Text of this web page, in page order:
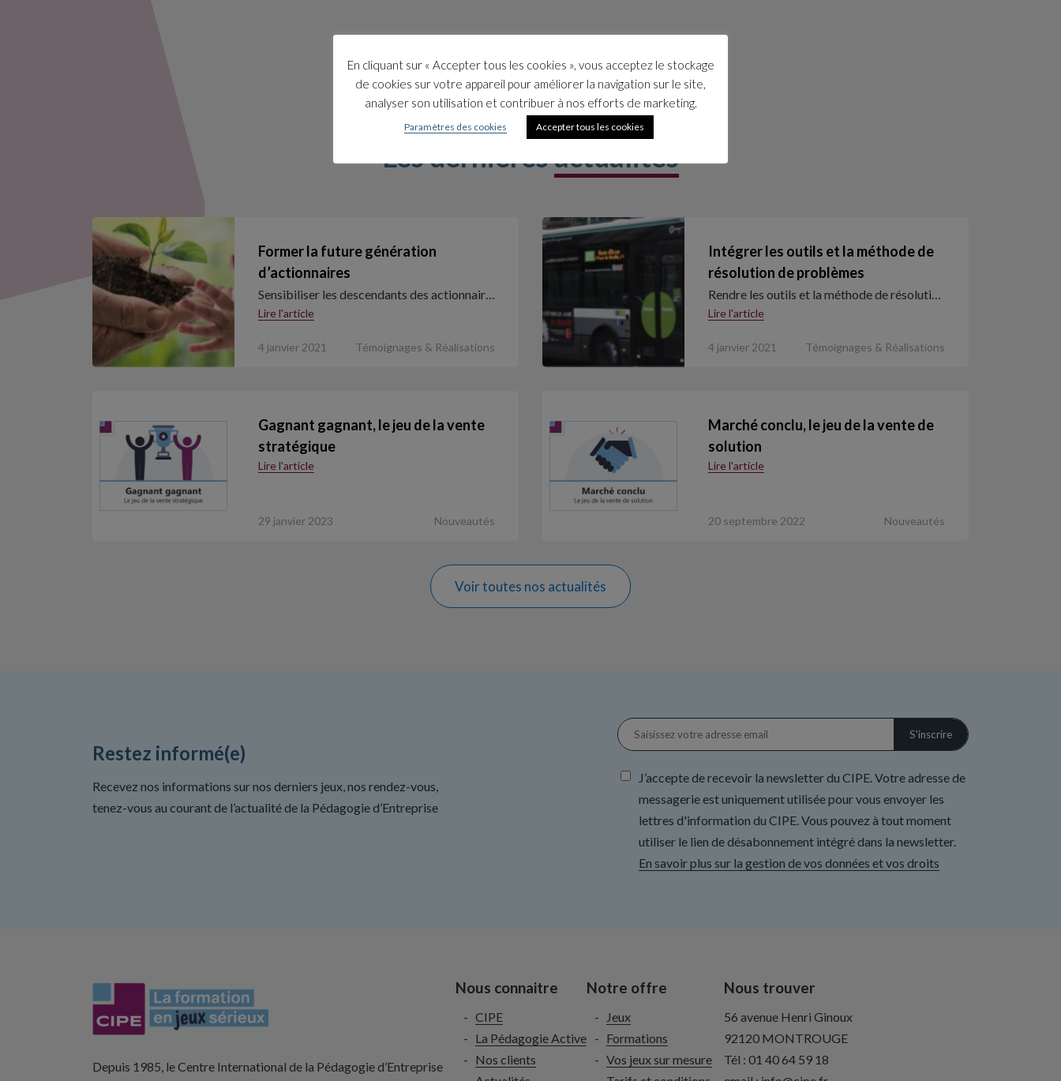
Les dernièresactualités
Former la future génération
d’actionnaires
Sensibiliser les descendants des actionnair…
Lire l'article
4 janvier 2021 Témoignages & Réalisations
Intégrer les outils et la méthode de
résolution de problèmes
Rendre les outils et la méthode de résoluti…
Lire l'article
4 janvier 2021 Témoignages & Réalisations
Gagnant gagnant, le jeu de la vente
stratégique
Lire l'article
29 janvier 2023 Nouveautés
Marché conclu, le jeu de la vente de
solution
Lire l'article
20 septembre 2022 Nouveautés
Voir toutes nos actualités
Restez informé(e)
Recevez nos informations sur nos derniers jeux, nos rendez-vous,
tenez-vous au courant de l’actualité de la Pédagogie d’Entreprise
J’accepte de recevoir la newsletter du CIPE. Votre adresse de
messagerie est uniquement utilisée pour vous envoyer les
lettres d'information du CIPE. Vous pouvez à tout moment
utiliser le lien de désabonnement intégré dans la newsletter.
En savoir plus sur la gestion de vos données et vos droits
Depuis 1985, le Centre International de la Pédagogie d’Entreprise
Nous connaitre
CIPE
La Pédagogie Active
Nos clients
Notre offre
Jeux
Formations
Vos jeux sur mesure
Nous trouver
56 avenue Henri Ginoux
92120 MONTROUGE
Tél : 01 40 64 59 18
En cliquant sur « Accepter tous les cookies », vous acceptez le stockage
de cookies sur votre appareil pour améliorer la navigation sur le site,
analyser son utilisation et contribuer à nos efforts de marketing.
Paramètres des cookies Accepter tous les cookies